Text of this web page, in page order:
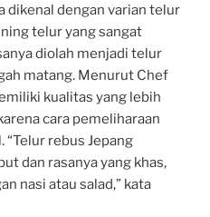
dikenal dengan varian telur
telur yang sangat
diolah menjadi telur
matang. Menurut Chef
kualitas yang lebih
cara pemeliharaan
rebus Jepang
dan rasanya yang khas,
nasi atau salad,” kata